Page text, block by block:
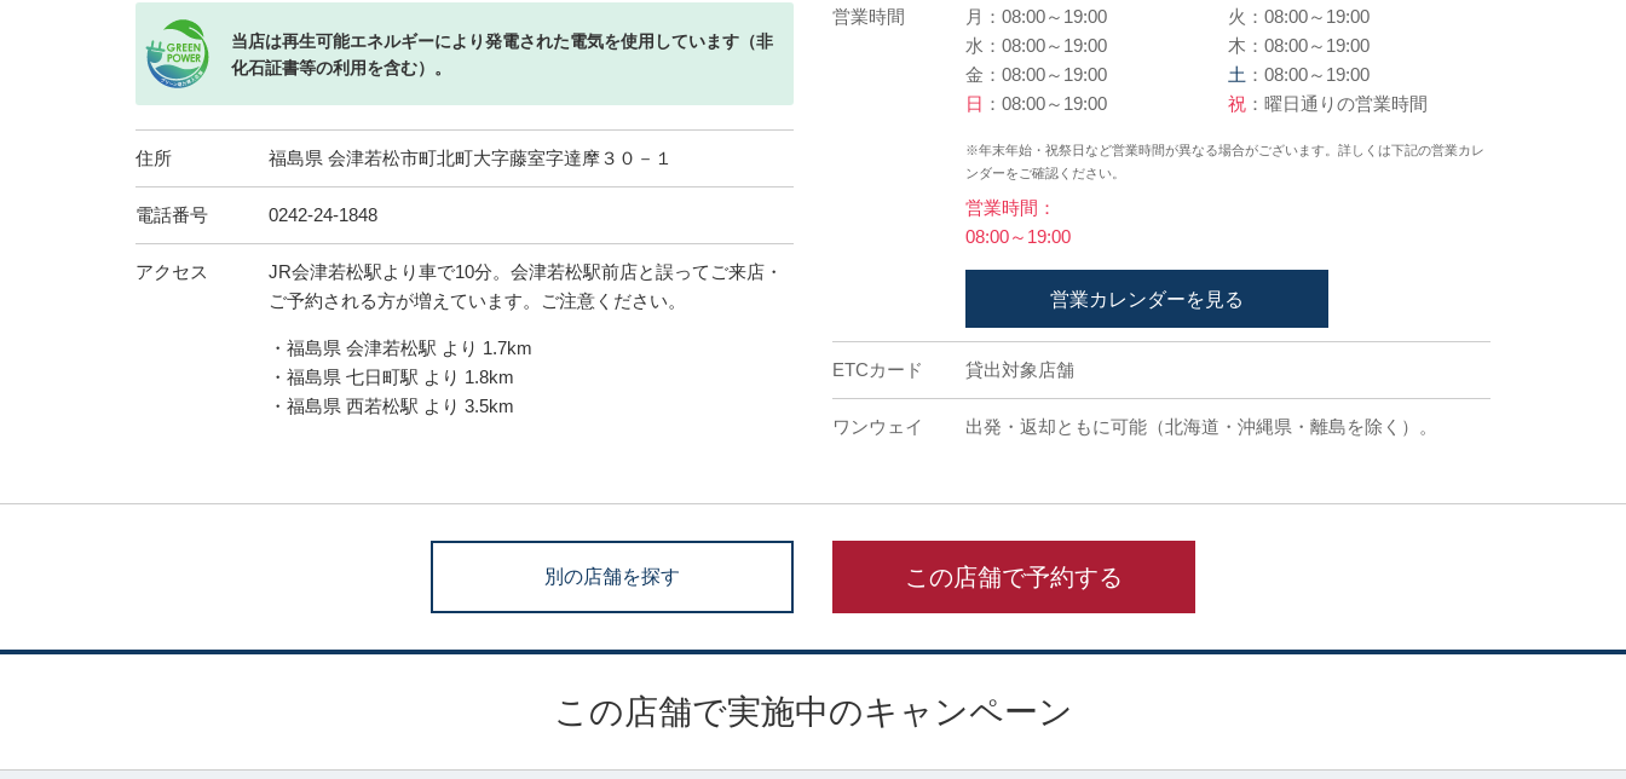
当店は再生可能エネルギーにより発電された電気を使用しています（非
化石証書等の利用を含む）。
住所 福島県 会津若松市町北町大字藤室字達摩３０－１
電話番号 0242-24-1848
アクセス
JR会津若松駅より車で10分。会津若松駅前店と誤ってご来店・
ご予約される方が増えています。ご注意ください。
・福島県 会津若松駅 より 1.7km
・福島県 七日町駅 より 1.8km
・福島県 西若松駅 より 3.5km
営業時間 月：08:00～19:00
火：08:00～19:00
水：08:00～19:00
木：08:00～19:00
金：08:00～19:00
土 ：08:00～19:00
日 ：08:00～19:00 祝 ：曜日通りの営業時間
※年末年始・祝祭日など営業時間が異なる場合がございます。詳しくは下記の営業カレ
ンダーをご確認ください。
営業時間：
08:00～19:00
営業カレンダーを見る
ETCカード 貸出対象店舗
ワンウェイ 出発・返却ともに可能（北海道・沖縄県・離島を除く）。
別の店舗を探す この店舗で予約する
この店舗で実施中のキャンペーン